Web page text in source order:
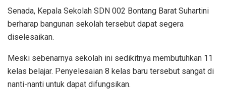
Senada, Kepala Sekolah SDN 002 Bontang Barat Suhartini
berharap bangunan sekolah tersebut dapat segera
diselesaikan.
Meski sebenarnya sekolah ini sedikitnya membutuhkan 11
kelas belajar. Penyelesaian 8 kelas baru tersebut sangat di
nanti-nanti untuk dapat difungsikan.